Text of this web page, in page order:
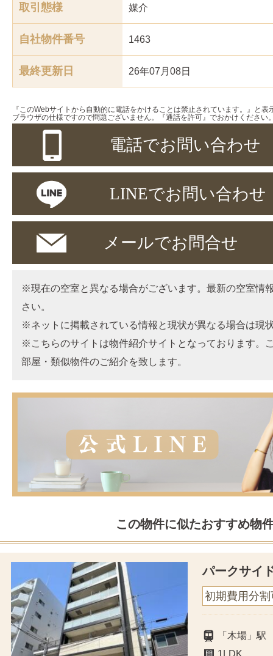
取引態様 媒介
自社物件番号 1463
最終更新日 26年07月08日
『このWebサイトから自動的に電話をかけることは禁止されています。』と
ブラウザの仕様ですので問題ございません。『通話を許可』でおかけください
電話でお問い合わせ
LINEでお問い合わせ
メールでお問合せ
※現在の空室と異なる場合がございます。最新の空室情
さい。
※ネットに掲載されている情報と現状が異なる場合は現
※こちらのサイトは物件紹介サイトとなっております。
部屋・類似物件のご紹介を致します。
この物件に似たおすすめ物
パークサイ
初期費用分割
「木場」
1LDK